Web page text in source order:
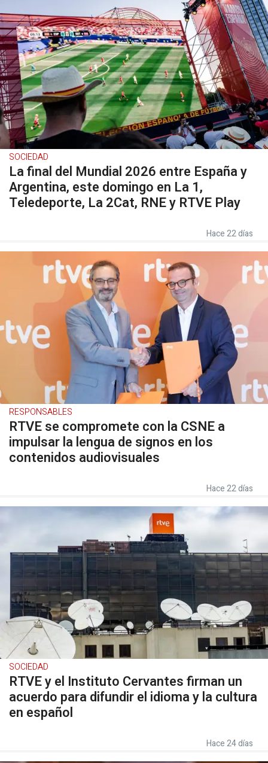
SOCIEDAD
La final del Mundial 2026 entre España y
Argentina, este domingo en La 1,
Teledeporte, La 2Cat, RNE y RTVE Play
Hace 22 días
RESPONSABLES
RTVE se compromete con la CSNE a
impulsar la lengua de signos en los
contenidos audiovisuales
Hace 22 días
SOCIEDAD
RTVE y el Instituto Cervantes firman un
acuerdo para difundir el idioma y la cultura
en español
Hace 24 días